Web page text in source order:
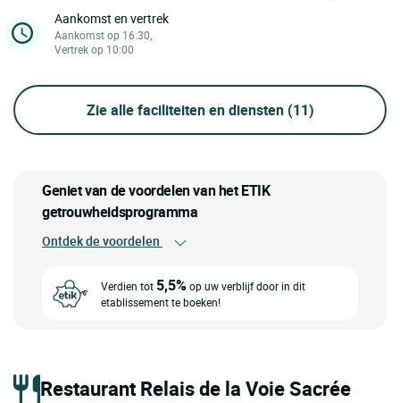
Aankomst en vertrek
Aankomst op 16:30,
Vertrek op 10:00
Zie alle faciliteiten en diensten (11)
Geniet van de voordelen van het ETIK
getrouwheidsprogramma
Ontdek de voordelen
Verdien tot 5,5%op uw verblijf door in dit
etablissement te boeken!
Restaurant Relais de la Voie Sacrée